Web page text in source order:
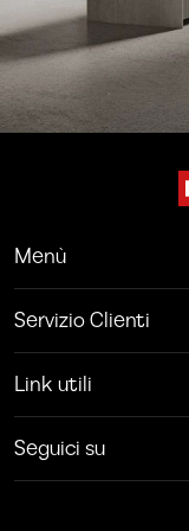
Menù
Servizio Clienti
Link utili
Seguici su